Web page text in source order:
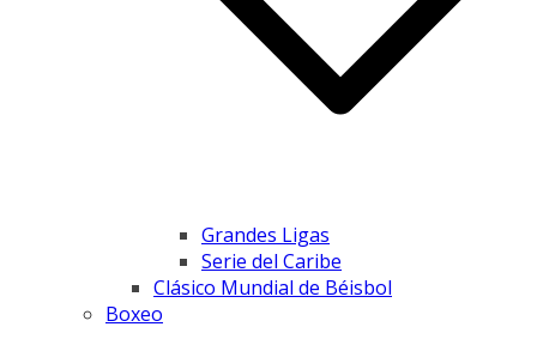
Grandes Ligas
Serie del Caribe
Clásico Mundial de Béisbol
Boxeo